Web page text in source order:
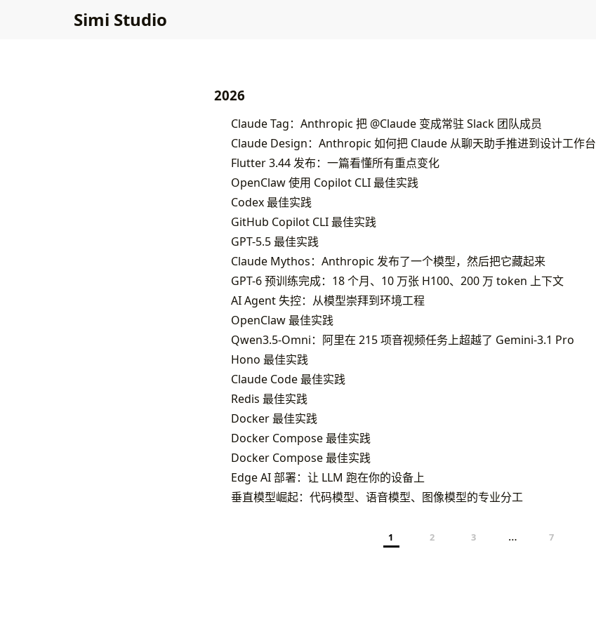
Simi Studio
2026
Claude Tag：Anthropic 把 @Claude 变成常驻 Slack 团队成员
Claude Design：Anthropic 如何把 Claude 从聊天助手推进到设计工作台
Flutter 3.44 发布：一篇看懂所有重点变化
OpenClaw 使用 Copilot CLI 最佳实践
Codex 最佳实践
GitHub Copilot CLI 最佳实践
GPT-5.5 最佳实践
Claude Mythos：Anthropic 发布了一个模型，然后把它藏起来
GPT-6 预训练完成：18 个月、10 万张 H100、200 万 token 上下文
AI Agent 失控：从模型崇拜到环境工程
OpenClaw 最佳实践
Qwen3.5-Omni：阿里在 215 项音视频任务上超越了 Gemini-3.1 Pro
Hono 最佳实践
Claude Code 最佳实践
Redis 最佳实践
Docker 最佳实践
Docker Compose 最佳实践
Docker Compose 最佳实践
Edge AI 部署：让 LLM 跑在你的设备上
垂直模型崛起：代码模型、语音模型、图像模型的专业分工
1 2 3 … 7